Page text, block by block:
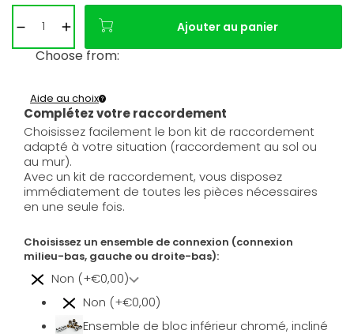
Ajouter au panier
Choose from:
Complétez votre raccordement
Aide au choix
Choisissez facilement le bon kit de raccordement
adapté à votre situation (raccordement au sol ou
au mur).
Avec un kit de raccordement, vous disposez
immédiatement de toutes les pièces nécessaires
en une seule fois.
Choisissez un ensemble de connexion (connexion
milieu-bas, gauche ou droite-bas):
Non (+€0,00)
Non (+€0,00)
Ensemble de bloc inférieur chromé, incliné